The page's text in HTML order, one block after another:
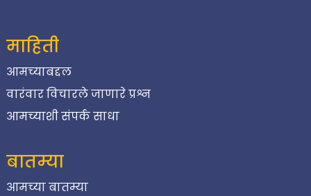
माहिती
आमच्याबद्दल
वारंवार विचारले जाणारे प्रश्न
आमच्याशी संपर्क साधा
बातम्या
आमच्या बातम्या